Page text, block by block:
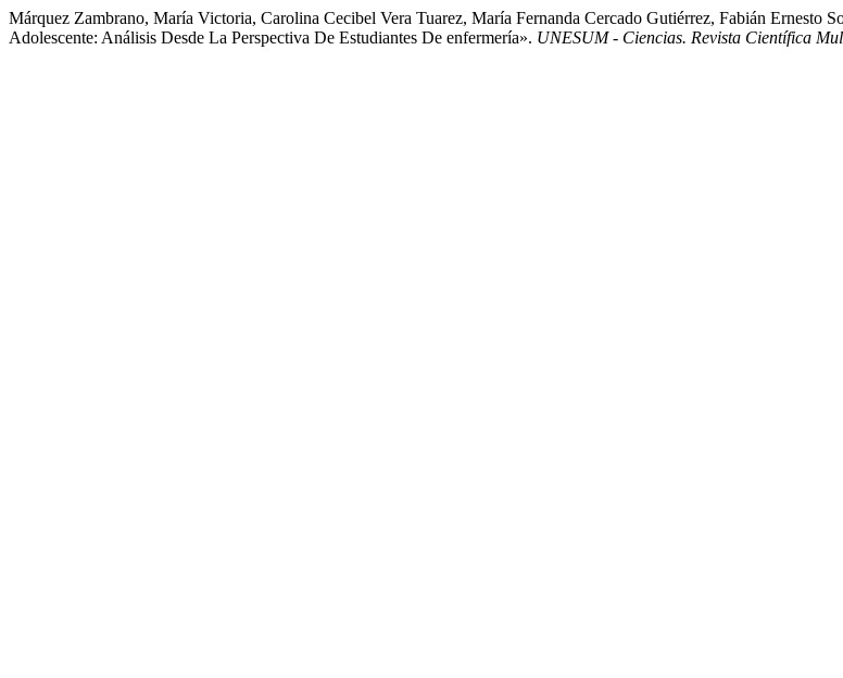
Márquez Zambrano, María Victoria, Carolina Cecibel Vera Tuarez, María Fernanda Cercado Gutiérrez, Fabián Ernesto
Adolescente: Análisis Desde La Perspectiva De Estudiantes De enfermería». UNESUM - Ciencias. Revista Científica